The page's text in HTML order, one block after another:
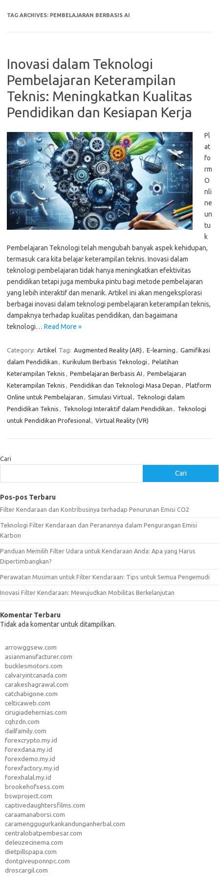
TAG ARCHIVES: PEMBELAJARAN BERBASIS AI
Inovasi dalam Teknologi
Pembelajaran Keterampilan
Teknis: Meningkatkan Kualitas
Pendidikan dan Kesiapan Kerja
Pl
at
fo
rm
O
nli
ne
un
tu
k
Pembelajaran Teknologi telah mengubah banyak aspek kehidupan,
termasuk cara kita belajar keterampilan teknis. Inovasi dalam
teknologi pembelajaran tidak hanya meningkatkan efektivitas
pendidikan tetapi juga membuka pintu bagi metode pembelajaran
yang lebih interaktif dan menarik. Artikel ini akan mengeksplorasi
berbagai inovasi dalam teknologi pembelajaran keterampilan teknis,
dampaknya terhadap kualitas pendidikan, dan bagaimana
teknologi… Read More »
Category: Artikel Tag: Augmented Reality (AR) , E-learning , Gamifikasi
dalam Pendidikan , Kurikulum Berbasis Teknologi , Pelatihan
Keterampilan Teknis , Pembelajaran Berbasis AI , Pembelajaran
Keterampilan Teknis , Pendidikan dan Teknologi Masa Depan , Platform
Online untuk Pembelajaran , Simulasi Virtual, Teknologi dalam
Pendidikan Teknis , Teknologi Interaktif dalam Pendidikan , Teknologi
untuk Pendidikan Profesional, Virtual Reality (VR)
Cari
Cari
Pos-pos Terbaru
Filter Kendaraan dan Kontribusinya terhadap Penurunan Emisi CO2
Teknologi Filter Kendaraan dan Peranannya dalam Pengurangan Emisi
Karbon
Panduan Memilih Filter Udara untuk Kendaraan Anda: Apa yang Harus
Dipertimbangkan?
Perawatan Musiman untuk Filter Kendaraan: Tips untuk Semua Pengemudi
Inovasi Filter Kendaraan: Mewujudkan Mobilitas Berkelanjutan
Komentar Terbaru
Tidak ada komentar untuk ditampilkan.
arrowggsew.com
asianmanufacturer.com
bucklesmotors.com
calvaryintcanada.com
carakeshagrawal.com
catchabigone.com
celticaweb.com
cirugiadehernias.com
cqhzdn.com
dailfamily.com
forexcrypto.my.id
forexdana.my.id
forexdemo.my.id
forexfactory.my.id
forexhalal.my.id
brookehofsess.com
bswproject.com
captivedaughtersfilms.com
caraamanaborsi.com
caramenggugurkankandunganherbal.com
centralobatpembesar.com
deleuzecinema.com
dietpillspapa.com
dontgiveuponnpc.com
droscargil.com